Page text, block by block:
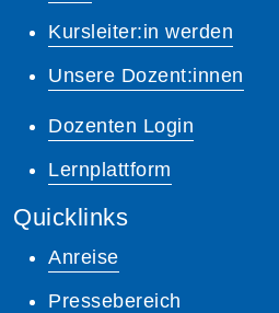
Kursleiter:in werden
Unsere Dozent:innen
Dozenten Login
Lernplattform
Quicklinks
Anreise
Pressebereich